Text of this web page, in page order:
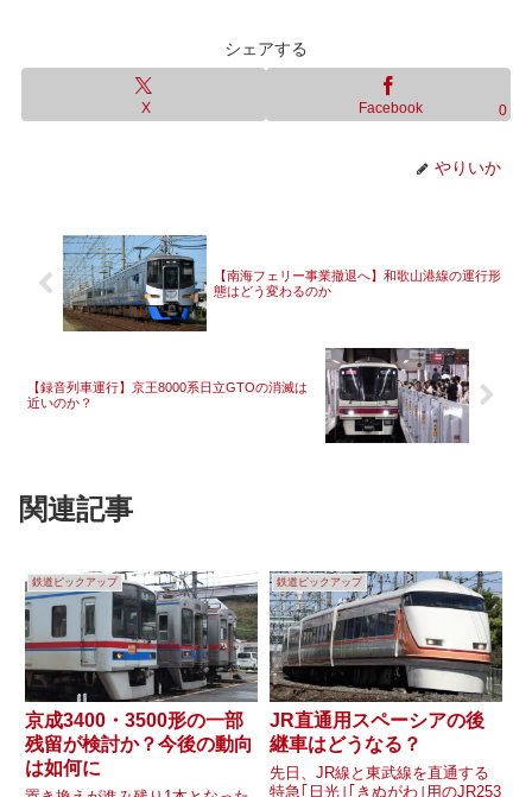
シェアする
X Facebook 0
やりいか
【南海フェリー事業撤退へ】和歌山港線の運行形
態はどう変わるのか
【録音列車運行】京王8000系日立GTOの消滅は
近いのか？
関連記事
鉄道ピックアップ
京成3400・3500形の一部
残留が検討か？今後の動向
は如何に
鉄道ピックアップ
JR直通用スペーシアの後
継車はどうなる？
先日、JR線と東武線を直通する
特急｢日光｣｢きぬがわ｣用のJR253